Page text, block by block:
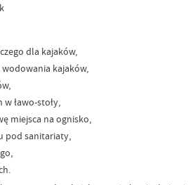
dla kajaków,
kajaków,
ławo-stoły,
miejsca na ognisko,
pod sanitariaty,